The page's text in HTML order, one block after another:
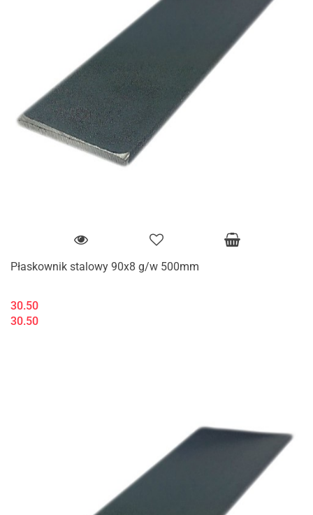
Płaskownik stalowy 90x8 g/w 500mm
30.50
30.50